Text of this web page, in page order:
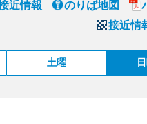
近情報 のりば地図
接近情
土曜